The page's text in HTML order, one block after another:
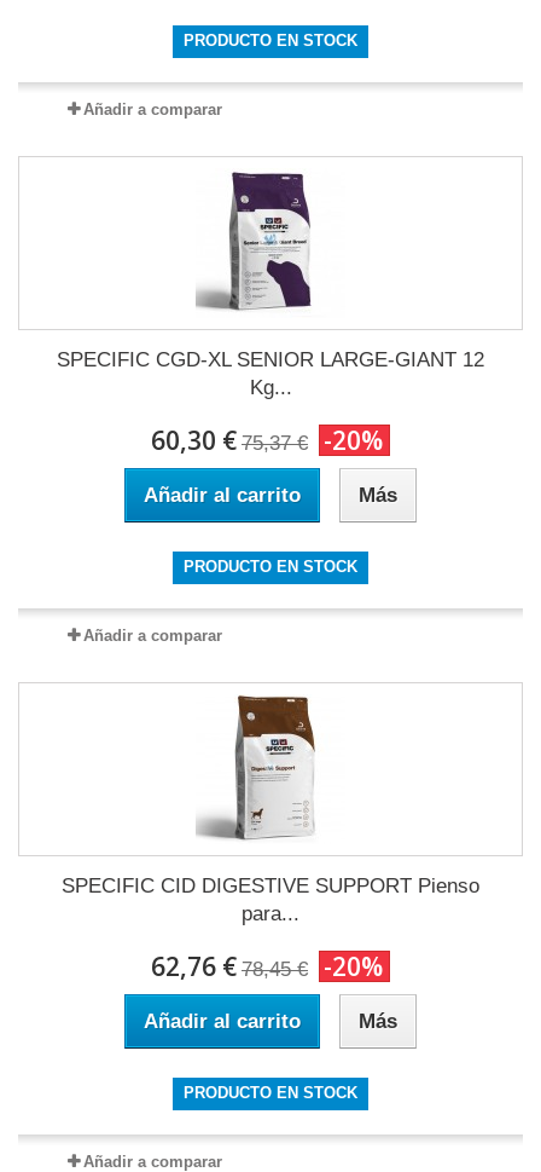
PRODUCTO EN STOCK
Añadir a comparar
SPECIFIC CGD-XL SENIOR LARGE-GIANT 12
Kg...
60,30 € 75,37 € -20%
Añadir al carrito Más
PRODUCTO EN STOCK
Añadir a comparar
SPECIFIC CID DIGESTIVE SUPPORT Pienso
para...
62,76 € 78,45 € -20%
Añadir al carrito Más
PRODUCTO EN STOCK
Añadir a comparar